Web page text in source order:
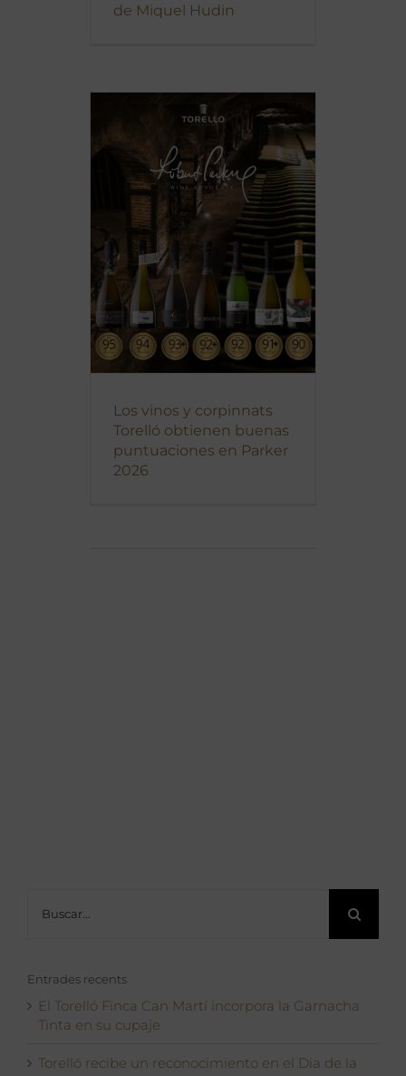
de Miquel Hudin
Los vinos y corpinnats
Torelló obtienen buenas
puntuaciones en Parker
2026
Entrades recents
El Torelló Finca Can Martí incorpora la Garnacha
Tinta en su cupaje
Torelló recibe un reconocimiento en el Dia de la